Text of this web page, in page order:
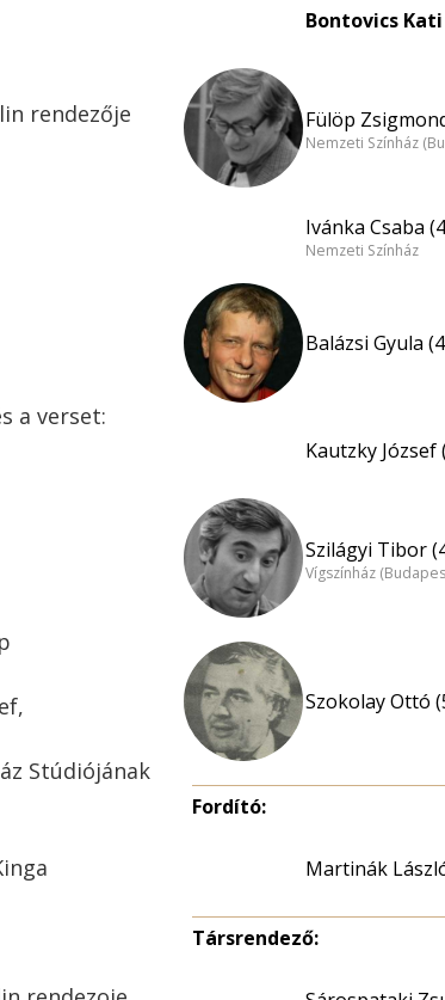
rendezője
a verset:
Stúdiójának
Bontovics Kati
Fülöp
Nemzeti Színház
Ivánka Csaba
Nemzeti Színház
Balázsi Gyula
Kautzky József
Szilágyi Tibor
Vígszínház
Szokolay Ottó
Fordító:
Martinák
Társrendező: